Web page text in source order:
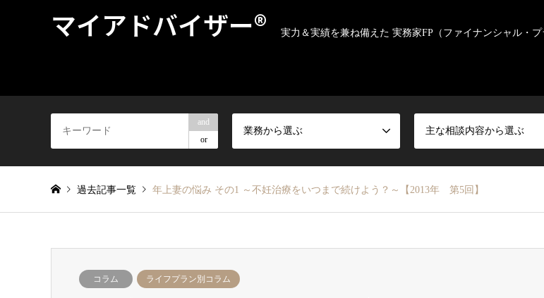
マイアドバイザー® 実力＆実績を兼ね備えた 実務家FP（ファイナンシャル・プ
and
or
業務から選ぶ 主な相談内容から選ぶ
過去記事一覧 年上妻の悩み その1 ～不妊治療をいつまで続けよう？～【2013年 第5回】
コラム ライフプラン別コラム